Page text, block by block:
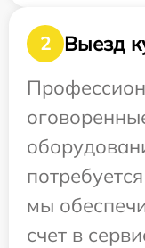
2
Выезд
мы
счет в